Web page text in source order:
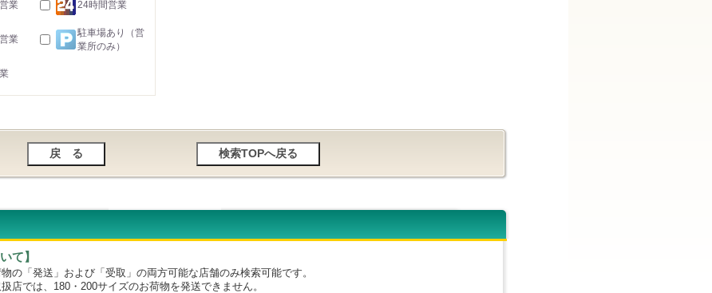
業 24時間営業
業
駐車場あり（営
業所のみ）
て】
の「発送」および「受取」の両方可能な店舗のみ検索可能です。
では、180・200サイズのお荷物を発送できません。